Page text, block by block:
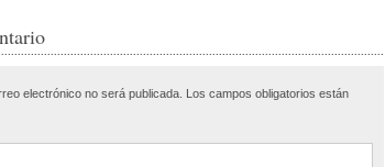
p
tir
electrónico no será publicada. Los campos obligatorios están